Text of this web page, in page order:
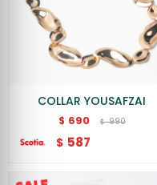
COLLAR YOUSAFZAI
$ 690 $ 990
$ 587